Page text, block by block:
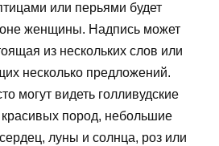
или перьями будет
женщины. Надпись может
из нескольких слов или
несколько предложений.
могут видеть голливудские
пород, небольшие
луны и солнца, роз или